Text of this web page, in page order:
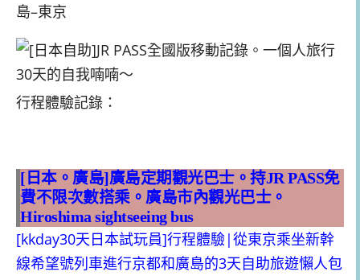
島–東京
行程體驗記錄：
[日本。廣島]廣島定期觀光巴士。持JR PASS免
費不限次數搭乘。廣島市內觀光巴士。
Hiroshima sightseeing bus
[kkday30天日本試玩員]行程體驗|從東京乘坐新幹
線希望號列車進行京都和廣島的3天自助旅遊懶人包